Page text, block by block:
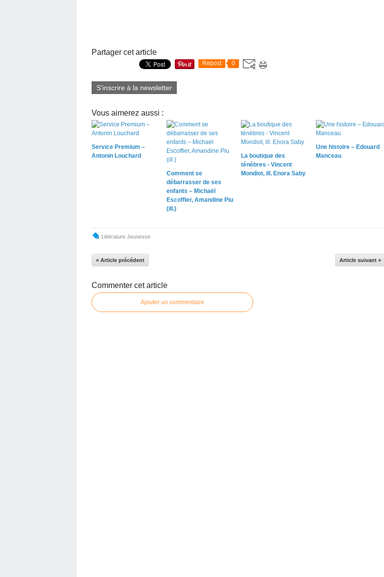
Partager cet article
Repost 0
S'inscrire à la newsletter
Vous aimerez aussi :
Service Premium –
Antonin Louchard
Comment se
débarrasser de ses
enfants – Michaël
Escoffier, Amandine Piu
(ill.)
La boutique des
ténèbres - Vincent
Mondiot, ill. Enora Saby
Une histoire – Edouard
Manceau
Littérature Jeunesse
« Article précédent Article suivant »
Commenter cet article
Ajouter un commentaire